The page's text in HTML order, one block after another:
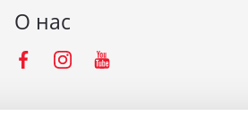
О нас
Facebooki ikoon
Instagrammi